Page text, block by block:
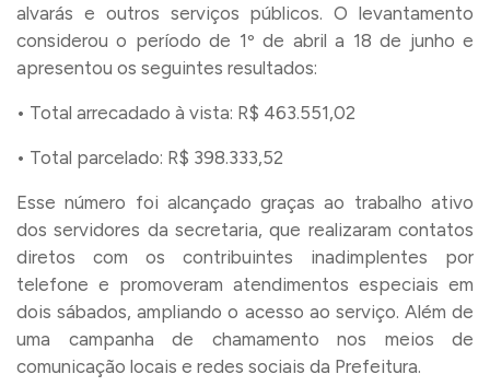
alvarás e outros serviços públicos. O levantamento
considerou o período de 1º de abril a 18 de junho e
apresentou os seguintes resultados:
• Total arrecadado à vista: R$ 463.551,02
• Total parcelado: R$ 398.333,52
Esse número foi alcançado graças ao trabalho ativo
dos servidores da secretaria, que realizaram contatos
diretos com os contribuintes inadimplentes por
telefone e promoveram atendimentos especiais em
dois sábados, ampliando o acesso ao serviço. Além de
uma campanha de chamamento nos meios de
comunicação locais e redes sociais da Prefeitura.